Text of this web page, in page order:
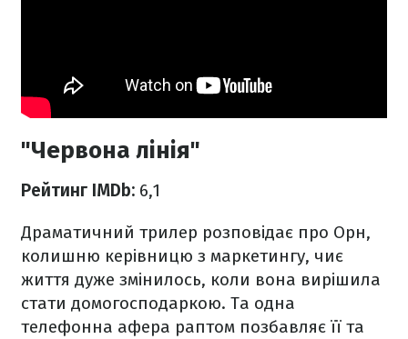
"Червона лінія"
Рейтинг IMDb: 6,1
Драматичний трилер розповідає про Орн,
колишню керівницю з маркетингу, чиє
життя дуже змінилось, коли вона вирішила
стати домогосподаркою. Та одна
телефонна афера раптом позбавляє її та